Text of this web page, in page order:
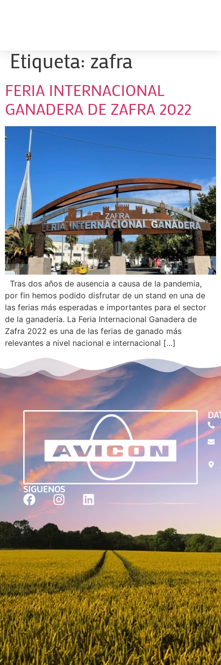
Etiqueta: zafra
FERIA INTERNACIONAL
GANADERA DE ZAFRA 2022
Tras dos años de ausencia a causa de la pandemia,
por fin hemos podido disfrutar de un stand en una de
las ferias más esperadas e importantes para el sector
de la ganadería. La Feria Internacional Ganadera de
Zafra 2022 es una de las ferias de ganado más
relevantes a nivel nacional e internacional […]
SIGUENOS